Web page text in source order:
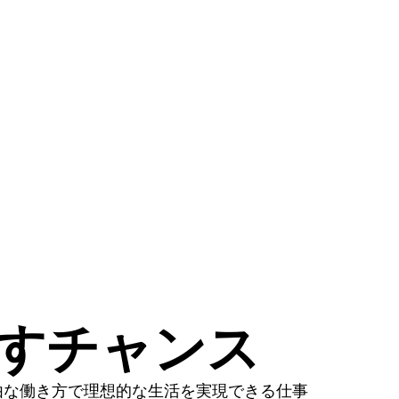
チャンス
働き方で理想的な生活を実現できる仕事